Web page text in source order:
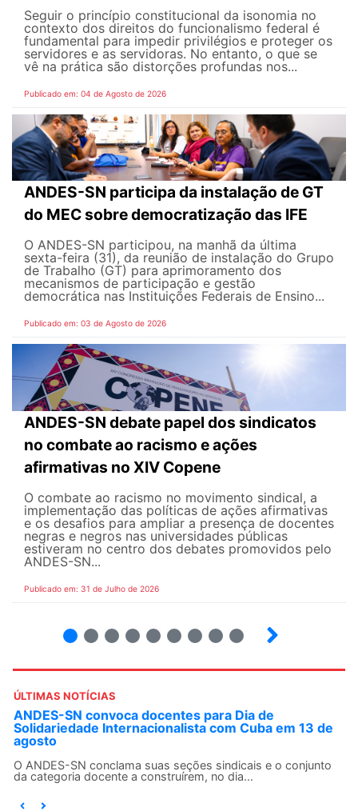
Seguir o princípio constitucional da isonomia no
contexto dos direitos do funcionalismo federal é
fundamental para impedir privilégios e proteger os
servidores e as servidoras. No entanto, o que se
vê na prática são distorções profundas nos...
Publicado em: 04 de Agosto de 2026
ANDES-SN participa da instalação de GT
do MEC sobre democratização das IFE
O ANDES-SN participou, na manhã da última
sexta-feira (31), da reunião de instalação do Grupo
de Trabalho (GT) para aprimoramento dos
mecanismos de participação e gestão
democrática nas Instituições Federais de Ensino...
Publicado em: 03 de Agosto de 2026
ANDES-SN debate papel dos sindicatos
no combate ao racismo e ações
afirmativas no XIV Copene
O combate ao racismo no movimento sindical, a
implementação das políticas de ações afirmativas
e os desafios para ampliar a presença de docentes
negras e negros nas universidades públicas
estiveram no centro dos debates promovidos pelo
ANDES-SN...
Publicado em: 31 de Julho de 2026
ÚLTIMAS NOTÍCIAS
ANDES-SN convoca docentes para Dia de
Solidariedade Internacionalista com Cuba em 13 de
agosto
O ANDES-SN conclama suas seções sindicais e o conjunto
da categoria docente a construírem, no dia...